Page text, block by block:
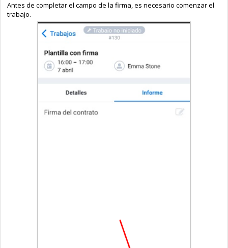
Antes de completar el campo de la firma, es necesario comenzar el
trabajo.